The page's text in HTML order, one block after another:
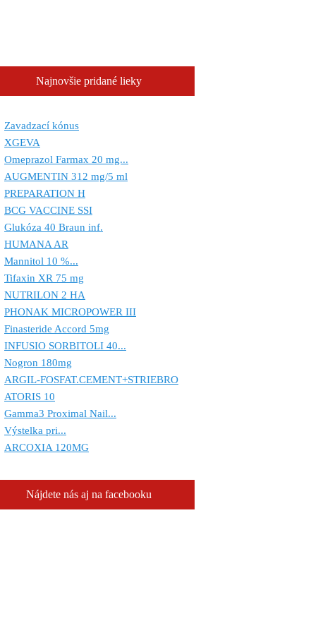
Najnovšie pridané lieky
Zavadzací kónus
XGEVA
Omeprazol Farmax 20 mg...
AUGMENTIN 312 mg/5 ml
PREPARATION H
BCG VACCINE SSI
Glukóza 40 Braun inf.
HUMANA AR
Mannitol 10 %...
Tifaxin XR 75 mg
NUTRILON 2 HA
PHONAK MICROPOWER III
Finasteride Accord 5mg
INFUSIO SORBITOLI 40...
Nogron 180mg
ARGIL-FOSFAT.CEMENT+STRIEBRO
ATORIS 10
Gamma3 Proximal Nail...
Výstelka pri...
ARCOXIA 120MG
Nájdete nás aj na facebooku